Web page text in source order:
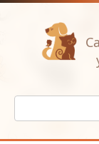
Перейти
Поиск: